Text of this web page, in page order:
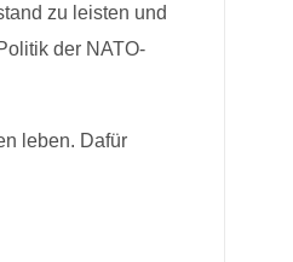
zu leisten und
der NATO-
leben. Dafür